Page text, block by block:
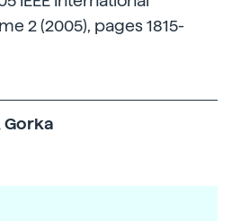
2 (2005), pages 1815-
Gorka